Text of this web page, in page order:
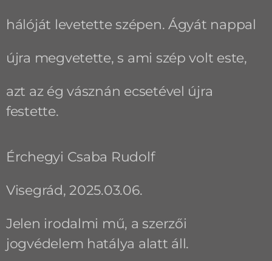
hálóját levetette szépen. Ágyát nappal
újra megvetette, s ami szép volt este,
azt az ég vásznán ecsetével újra
festette.
Érchegyi Csaba Rudolf
Visegrád, 2025.03.06.
Jelen irodalmi mű, a szerzői
jogvédelem hatálya alatt áll.